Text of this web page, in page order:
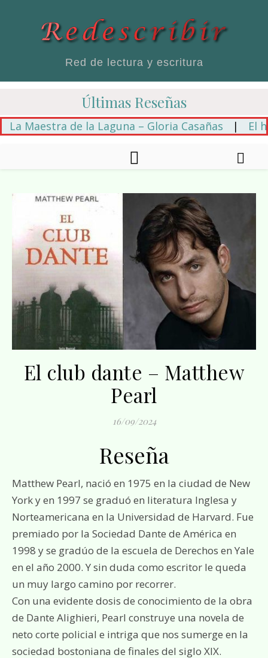
Red de lectura y escritura
Últimas Reseñas
de la Laguna – Gloria Casañas | El hilo
El club dante – Matthew
Pearl
16/09/2024
Reseña
Matthew Pearl, nació en 1975 en la ciudad de New
York y en 1997 se graduó en literatura Inglesa y
Norteamericana en la Universidad de Harvard. Fue
premiado por la Sociedad Dante de América en
1998 y se gradúo de la escuela de Derechos en Yale
en el año 2000. Y sin duda como escritor le queda
un muy largo camino por recorrer.
Con una evidente dosis de conocimiento de la obra
de Dante Alighieri, Pearl construye una novela de
neto corte policial e intriga que nos sumerge en la
sociedad bostoniana de finales del siglo XIX.